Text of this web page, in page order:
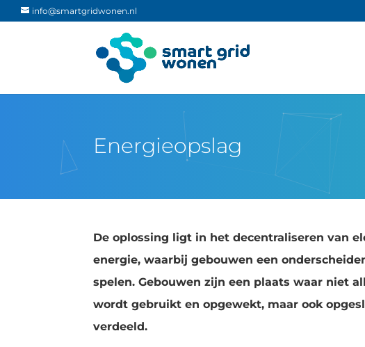
info@smartgridwonen.nl
Energieopslag
De oplossing ligt in het decentraliseren van
energie, waarbij gebouwen een
spelen. Gebouwen zijn een plaats waar niet
wordt gebruikt en opgewekt, maar ook
verdeeld.